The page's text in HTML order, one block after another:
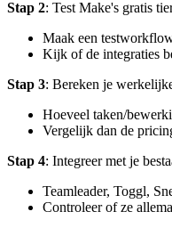
Stap 2: Test Make's gratis
Maak een
Kijk of de integraties
Stap 3: Bereken je
Hoeveel taken/
Vergelijk dan de
Stap 4: Integreer met je
Teamleader, Toggl,
Controleer of ze